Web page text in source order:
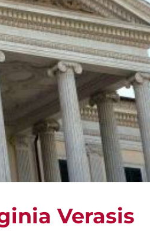
Verasis